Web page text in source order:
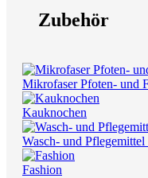
Zubehör
Mikrofaser Pfoten- und
Kauknochen
Wasch- und Pflegemittel
Fashion